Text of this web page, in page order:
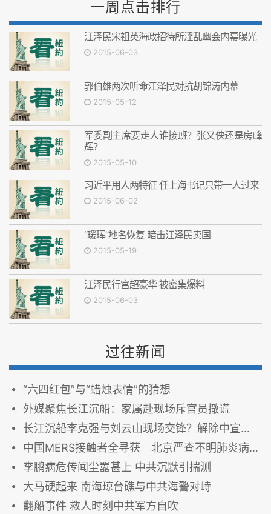
一周点击排行
江泽民宋祖英海政招待所淫乱幽会内幕曝光
2015-06-03
郭伯雄两次听命江泽民对抗胡锦涛内幕
2015-05-12
军委副主席要走人谁接班？张又侠还是房峰
辉？
2015-05-10
习近平用人两特征 任上海书记只带一人过来
2015-06-02
“瑷珲”地名恢复 暗击江泽民卖国
2015-05-19
江泽民行宫超豪华 被密集爆料
2015-06-03
过往新闻
“六四红包”与“蜡烛表情”的猜想
外媒聚焦长江沉船：家属赴现场斥官员撒谎
长江沉船李克强与刘云山现场交锋？解除中宣部禁令
中国MERS接触者全寻获 北京严查不明肺炎病例
李鹏病危传闻尘嚣甚上 中共沉默引揣测
大马硬起来 南海琼台礁与中共海警对峙
翻船事件 救人时刻中共军方自吹